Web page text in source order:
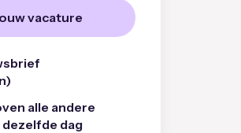
vacature
alle andere
dag